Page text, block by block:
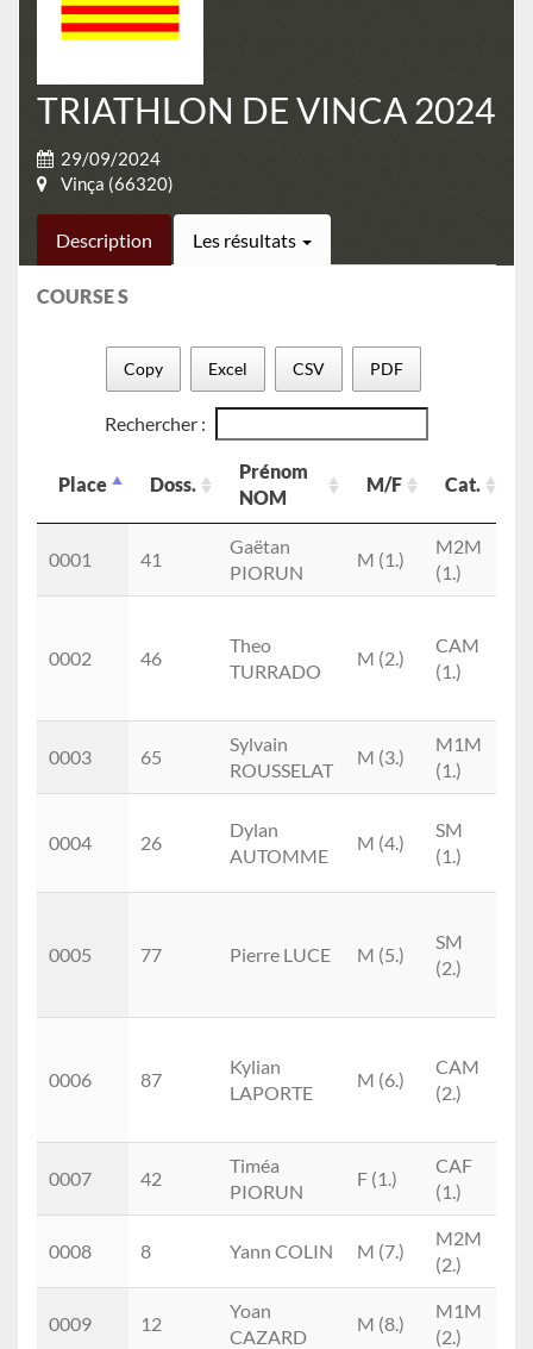
TRIATHLON DE VINCA 2024
29/09/2024
Vinça (66320)
Description Les résultats
COURSE S
Copy Excel CSV PDF
Rechercher :
Place Doss.
Prénom
NOM
M/F Cat.
Prénom
NOM
Cat.
0001
41
Gaëtan
PIORUN
M (1.)
M2M
(1.)
0002 46
Theo
TURRADO
M (2.)
CAM
(1.)
0003 65
Sylvain
ROUSSELAT
M (3.)
M1M
(1.)
0004 26
Dylan
AUTOMME
M (4.)
SM
(1.)
0005 77 Pierre LUCE M (5.)
SM
(2.)
0006 87
Kylian
LAPORTE
M (6.)
CAM
(2.)
0007 42
Timéa
PIORUN
F (1.)
CAF
(1.)
0008 8 Yann COLIN M (7.)
M2M
(2.)
0009 12
Yoan
CAZARD
M (8.)
M1M
(2.)